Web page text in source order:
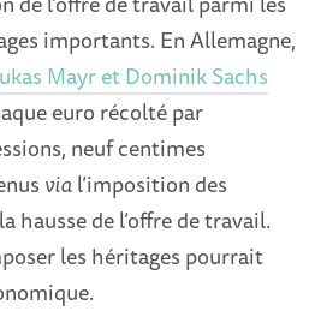
importants. En Allemagne,
Mayr et Dominik Sachs
euro récolté par
neuf centimes
vial’imposition des
hausse de l’offre de travail.
les héritages pourrait